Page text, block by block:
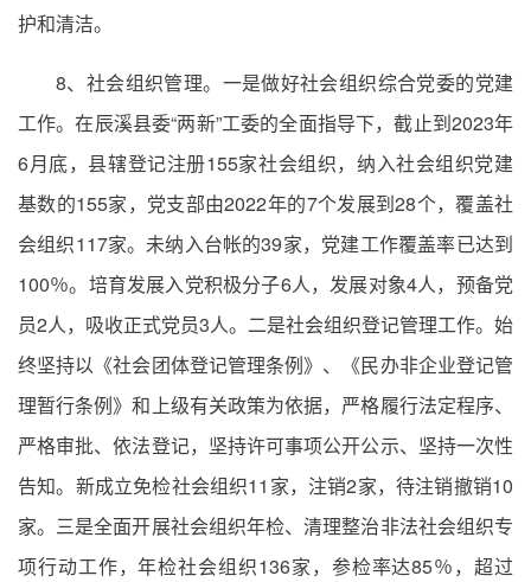
护和清洁。
8、社会组织管理。一是做好社会组织综合党委的党建
工作。在辰溪县委“两新”工委的全面指导下，截止到2023年
6月底，县辖登记注册155家社会组织，纳入社会组织党建
基数的155家，党支部由2022年的7个发展到28个，覆盖社
会组织117家。未纳入台帐的39家，党建工作覆盖率已达到
100％。培育发展入党积极分子6人，发展对象4人，预备党
员2人，吸收正式党员3人。二是社会组织登记管理工作。始
终坚持以《社会团体登记管理条例》、《民办非企业登记管
理暂行条例》和上级有关政策为依据，严格履行法定程序、
严格审批、依法登记，坚持许可事项公开公示、坚持一次性
告知。新成立免检社会组织11家，注销2家，待注销撤销10
家。三是全面开展社会组织年检、清理整治非法社会组织专
项行动工作，年检社会组织136家，参检率达85％，超过